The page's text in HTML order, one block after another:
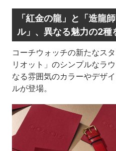
「紅金の龍」と「造龍
ル」、異なる魅力の2種
コーチウォッチの新たなス
リオット」のシンプルなラ
なる雰囲気のカラーやデザ
ルが登場。